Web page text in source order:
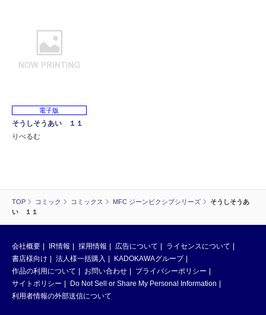
TOP コミック コミックス MFC ジーンピクシブシリーズ
そうしそうあ
い １１
電子版
そうしそうあい １１
りべるむ
会社概要 IR情報 採用情報 広告について
ライセンスについて
書店様向け
法人様一括購入
KADOKAWAグループ
作品の利用について
お問い合わせ
プライバシーポリシー
サイトポリシー
Do Not Sell or Share My Personal Information
利用者情報の外部送信について